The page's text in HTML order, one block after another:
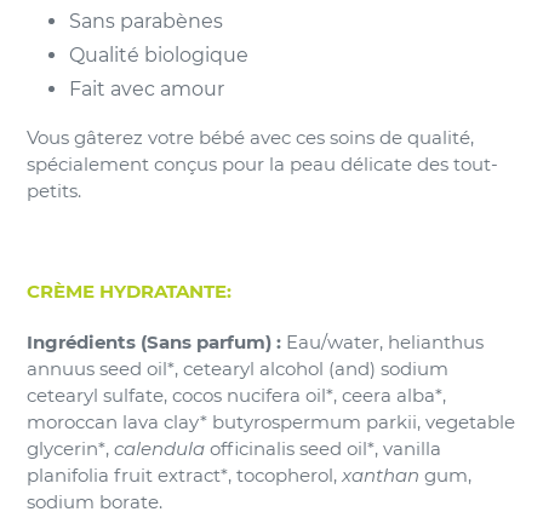
Sans parabènes
Qualité biologique
Fait avec amour
Vous gâterez votre bébé avec ces soins de qualité,
spécialement conçus pour la peau délicate des tout-
petits.
CRÈME HYDRATANTE:
Ingrédients (Sans parfum) : Eau/water, helianthus
annuus seed oil*, cetearyl alcohol (and) sodium
cetearyl sulfate, cocos nucifera oil*, ceera alba*,
moroccan lava clay* butyrospermum parkii, vegetable
glycerin*, calendula officinalis seed oil*, vanilla
planifolia fruit extract*, tocopherol, xanthan gum,
sodium borate.